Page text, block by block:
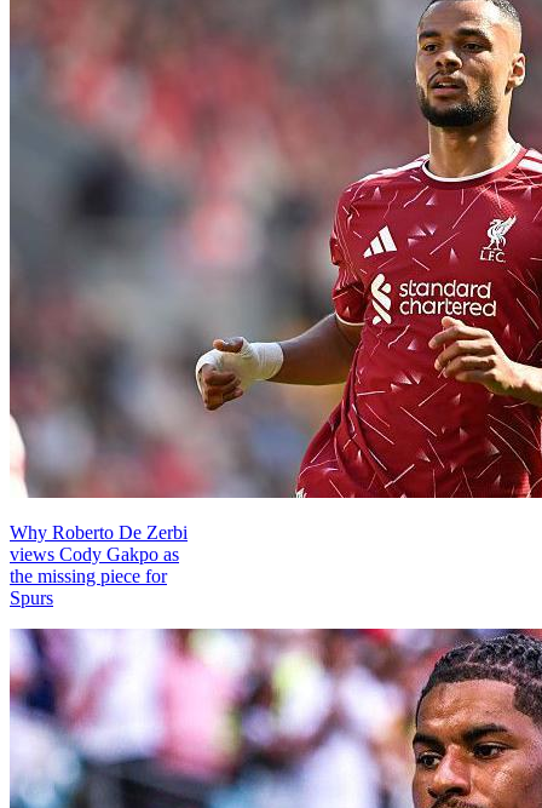
Why Roberto De Zerbi
views Cody Gakpo as
the missing piece for
Spurs